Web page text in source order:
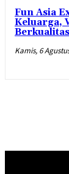
Fun Asia
Keluarga,
Berkualitas
Kamis, 6